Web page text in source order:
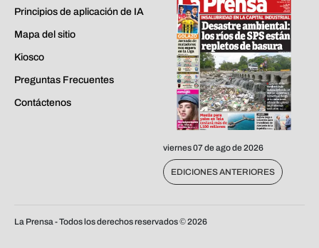
Principios de aplicación de IA
Mapa del sitio
Kiosco
Preguntas Frecuentes
Contáctenos
viernes 07 de ago de 2026
EDICIONES ANTERIORES
La Prensa - Todos los derechos reservados ©2026